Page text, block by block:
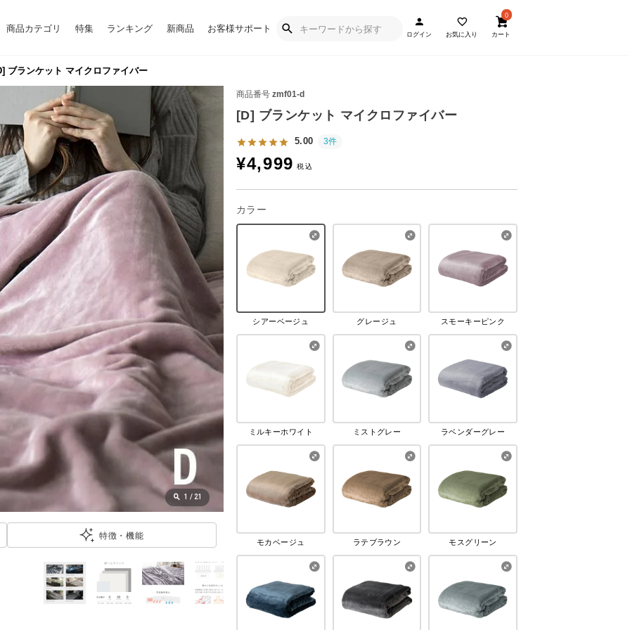
商品カテゴリ 特集 ランキング 新商品 お客様サポート
ログイン お気に入り
0
カート
ブランケット マイクロファイバー
商品番号 zmf01-d
[D] ブランケット マイクロファイバー
5.00 3件
¥4,999
カラー
シアーベージュ グレージュ スモーキーピンク
ミルキーホワイト ミストグレー ラベンダーグレー
モカベージュ ラテブラウン モスグリーン
1 / 21
特徴・機能